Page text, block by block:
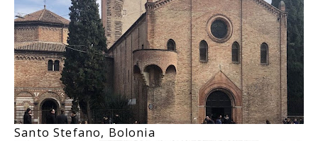
Santo Stefano, Bolonia